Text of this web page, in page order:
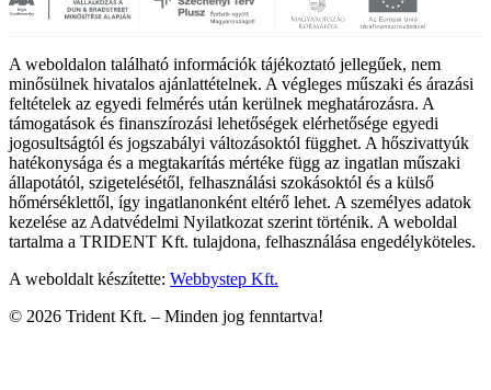
A weboldalon található információk tájékoztató jellegűek, nem
minősülnek hivatalos ajánlattételnek. A végleges műszaki és árazási
feltételek az egyedi felmérés után kerülnek meghatározásra. A
támogatások és finanszírozási lehetőségek elérhetősége egyedi
jogosultságtól és jogszabályi változásoktól függhet. A hőszivattyúk
hatékonysága és a megtakarítás mértéke függ az ingatlan műszaki
állapotától, szigetelésétől, felhasználási szokásoktól és a külső
hőmérséklettől, így ingatlanonként eltérő lehet. A személyes adatok
kezelése az Adatvédelmi Nyilatkozat szerint történik. A weboldal
tartalma a TRIDENT Kft. tulajdona, felhasználása engedélyköteles.
A weboldalt készítette: Webbystep Kft.
© 2026 Trident Kft. – Minden jog fenntartva!